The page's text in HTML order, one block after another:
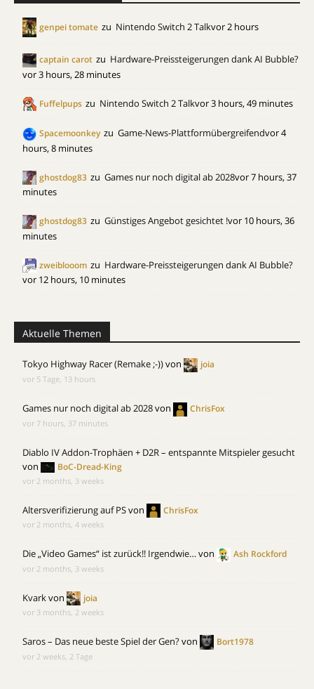
genpei tomate zu Nintendo Switch 2 Talkvor 2 hours
captain carot zu Hardware-Preissteigerungen dank AI Bubble?
vor 3 hours, 28 minutes
Fuffelpups zu Nintendo Switch 2 Talkvor 3 hours, 49 minutes
Spacemoonkey zu Game-News-Plattformübergreifendvor 4
hours, 8 minutes
ghostdog83 zu Games nur noch digital ab 2028vor 7 hours, 37
minutes
ghostdog83 zu Günstiges Angebot gesichtet !vor 10 hours, 36
minutes
zweiblooom zu Hardware-Preissteigerungen dank AI Bubble?
vor 12 hours, 10 minutes
Aktuelle Themen
Tokyo Highway Racer (Remake ;-))von joia
vor 5 Tage, 13 hours
Games nur noch digital ab 2028von ChrisFox
vor 7 hours, 37 minutes
Diablo IV Addon-Trophäen + D2R – entspannte Mitspieler gesucht
von
BoC-Dread-King
vor 2 months, 3 weeks
Altersverifizierung auf PSvon ChrisFox
vor 2 months, 4 weeks
Die „Video Games“ ist zurück!! Irgendwie…von Ash Rockford
vor 2 months, 3 weeks
Kvarkvon joia
vor 3 months, 2 weeks
Saros – Das neue beste Spiel der Gen?von Bort1978
vor 2 weeks, 2 Tage